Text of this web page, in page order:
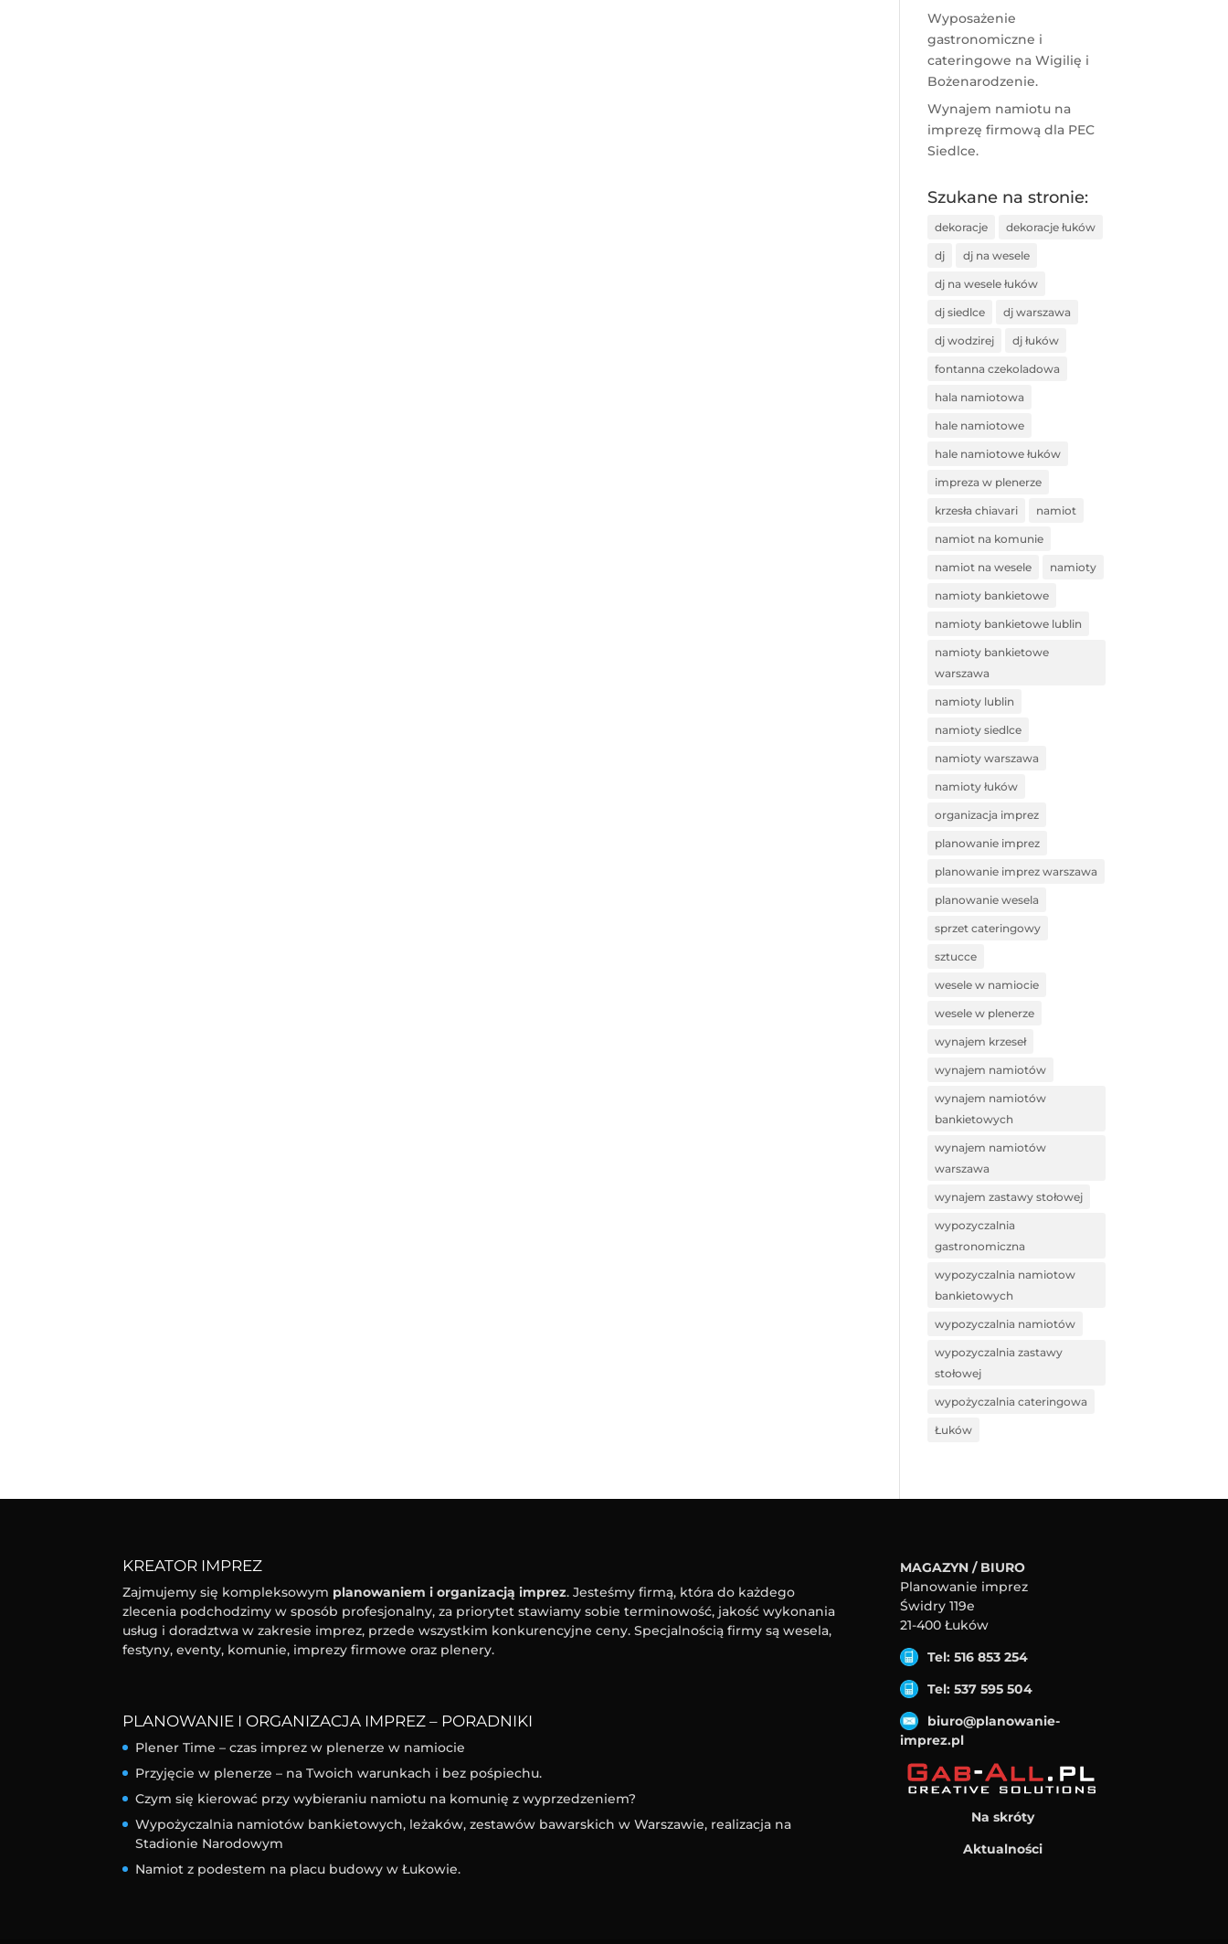
Wyposażenie
gastronomiczne i
cateringowe na Wigilię i
Bożenarodzenie.
Wynajem namiotu na
imprezę firmową dla PEC
Siedlce.
Szukane na stronie:
dekoracje dekoracje łuków
dj dj na wesele
dj na wesele łuków
dj siedlce dj warszawa
dj wodzirej dj łuków
fontanna czekoladowa
hala namiotowa
hale namiotowe
hale namiotowe łuków
impreza w plenerze
krzesła chiavari namiot
namiot na komunie
namiot na wesele namioty
namioty bankietowe
namioty bankietowe lublin
namioty bankietowe
warszawa
namioty lublin
namioty siedlce
namioty warszawa
namioty łuków
organizacja imprez
planowanie imprez
planowanie imprez warszawa
planowanie wesela
sprzet cateringowy
sztucce
wesele w namiocie
wesele w plenerze
wynajem krzeseł
wynajem namiotów
wynajem namiotów
bankietowych
wynajem namiotów
warszawa
wynajem zastawy stołowej
wypozyczalnia
gastronomiczna
wypozyczalnia namiotow
bankietowych
wypozyczalnia namiotów
wypozyczalnia zastawy
stołowej
wypożyczalnia cateringowa
Łuków
KREATOR IMPREZ
Zajmujemy się kompleksowym planowaniem i organizacją imprez. Jesteśmy firmą, która do każdego
zlecenia podchodzimy w sposób profesjonalny, za priorytet stawiamy sobie terminowość, jakość wykonania
usług i doradztwa w zakresie imprez, przede wszystkim konkurencyjne ceny. Specjalnością firmy są wesela,
festyny, eventy, komunie, imprezy firmowe oraz plenery.
PLANOWANIE I ORGANIZACJA IMPREZ – PORADNIKI
Plener Time – czas imprez w plenerze w namiocie
Przyjęcie w plenerze – na Twoich warunkach i bez pośpiechu.
Czym się kierować przy wybieraniu namiotu na komunię z wyprzedzeniem?
Wypożyczalnia namiotów bankietowych, leżaków, zestawów bawarskich w Warszawie, realizacja na
Stadionie Narodowym
Namiot z podestem na placu budowy w Łukowie.
MAGAZYN / BIURO
Planowanie imprez
Świdry 119e
21-400 Łuków
Tel: 516 853 254
Tel: 537 595 504
biuro@planowanie-
imprez.pl
Na skróty
Aktualności